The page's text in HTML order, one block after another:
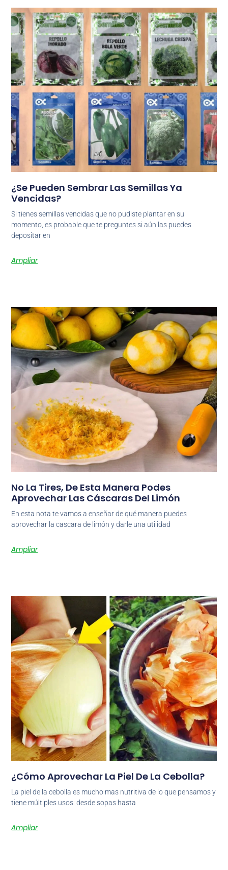
¿Se Pueden Sembrar Las Semillas Ya
Vencidas?
Si tienes semillas vencidas que no pudiste plantar en su
momento, es probable que te preguntes si aún las puedes
depositar en
Ampliar
No La Tires, De Esta Manera Podes
Aprovechar Las Cáscaras Del Limón
En esta nota te vamos a enseñar de qué manera puedes
aprovechar la cascara de limón y darle una utilidad
Ampliar
¿Cómo Aprovechar La Piel De La Cebolla?
La piel de la cebolla es mucho mas nutritiva de lo que pensamos y
tiene múltiples usos: desde sopas hasta
Ampliar